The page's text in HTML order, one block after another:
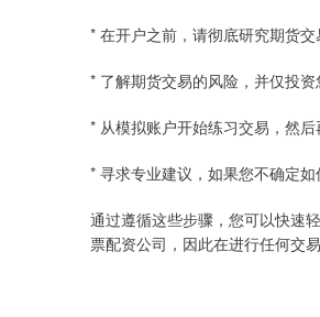
* 在开户之前，请彻底研究期货交
* 了解期货交易的风险，并仅投资
* 从模拟账户开始练习交易，然后
* 寻求专业建议，如果您不确定如
通过遵循这些步骤，您可以快速
票配资公司，因此在进行任何交